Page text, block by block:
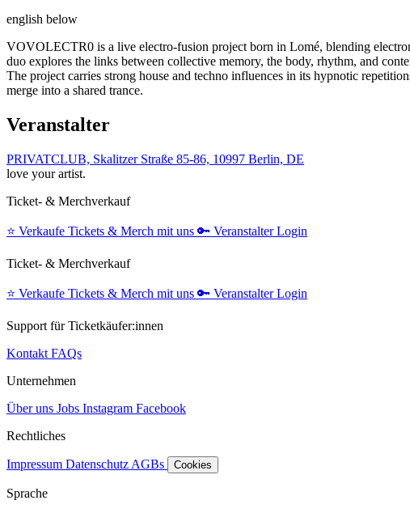
english below
VOVOLECTR0 is a live electro-fusion project born in Lomé, blending
duo explores the links between collective memory, the body, rhythm, and
The project carries strong house and techno influences in its hypnotic
merge into a shared trance.
Veranstalter
PRIVATCLUB, Skalitzer Straße 85-86, 10997 Berlin, DE
love your artist.
Ticket- & Merchverkauf
⭐️ Verkaufe Tickets & Merch mit uns 🔑 Veranstalter Login
Ticket- & Merchverkauf
⭐️ Verkaufe Tickets & Merch mit uns 🔑 Veranstalter Login
Support für Ticketkäufer:innen
Kontakt FAQs
Unternehmen
Über uns Jobs Instagram Facebook
Rechtliches
Impressum Datenschutz AGBs Cookies
Sprache